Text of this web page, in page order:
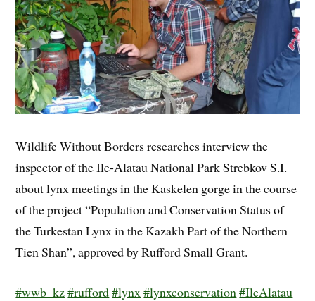
Wildlife Without Borders researches interview the
inspector of the Ile-Alatau National Park Strebkov S.I.
about lynx meetings in the Kaskelen gorge in the course
of the project “Population and Conservation Status of
the Turkestan Lynx in the Kazakh Part of the Northern
Tien Shan”, approved by Rufford Small Grant.
#wwb_kz#rufford#lynx#lynxconservation#IleAlatau